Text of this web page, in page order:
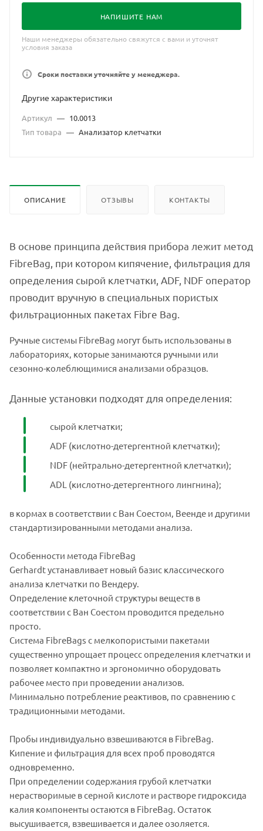
НАПИШИТЕ НАМ
Наши менеджеры обязательно свяжутся с вами и уточнят
условия заказа
Сроки поставки уточняйте у менеджера.
Другие характеристики
Артикул — 10.0013
Тип товара — Анализатор клетчатки
ОПИСАНИЕ ОТЗЫВЫ КОНТАКТЫ
В основе принципа действия прибора лежит метод
FibreBag, при котором кипячение, фильтрация для
определения сырой клетчатки, ADF, NDF оператор
проводит вручную в специальных пористых
фильтрационных пакетах Fibre Bag.
Ручные системы FibreBag могут быть использованы в
лабораториях, которые занимаются ручными или
сезонно-колеблющимися анализами образцов.
Данные установки подходят для определения:
сырой клетчатки;
ADF (кислотно-детергентной клетчатки);
NDF (нейтрально-детергентной клетчатки);
ADL (кислотно-детергентного лингнина);
в кормах в соответствии с Ван Соестом, Веенде и другими
стандартизированными методами анализа.
Особенности метода FibreBag
Gerhardt устанавливает новый базис классического
анализа клетчатки по Вендеру.
Определение клеточной структуры веществ в
соответствии с Ван Соестом проводится предельно
просто.
Система FibreBags с мелкопористыми пакетами
существенно упрощает процесс определения клетчатки и
позволяет компактно и эргономично оборудовать
рабочее место при проведении анализов.
Минимально потребление реактивов, по сравнению с
традиционными методами.
Пробы индивидуально взвешиваются в FibreBag.
Кипение и фильтрация для всех проб проводятся
одновременно.
При определении содержания грубой клетчатки
нерастворимые в серной кислоте и растворе гидроксида
калия компоненты остаются в FibreBag. Остаток
высушивается, взвешивается и далее озоляется.